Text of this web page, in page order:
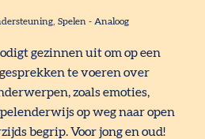
Spelen - Analoog
gezinnen uit om op een
te voeren over
zoals emoties,
op weg naar open
begrip. Voor jong en oud!